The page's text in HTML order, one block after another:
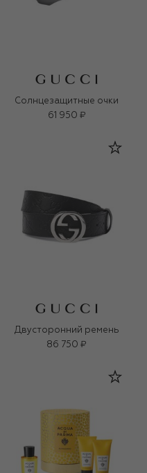
Солнцезащитные очки
61 950 ₽
Двусторонний ремень
86 750 ₽